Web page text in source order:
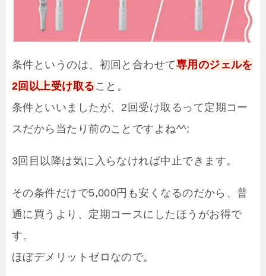
条件というのは、初回と合わせて専用のジェルを
2回以上受け取る こと。
条件といいましたが、2回受け取るって定期コー
スだから当たり前のことですよね^^;
3回目以降は気に入らなければ中止できます。
その条件だけで5,000円も安くなるのだから、普
通に買うより、定期コースにしたほうがお得で
す。
ほぼデメリットゼロなので。